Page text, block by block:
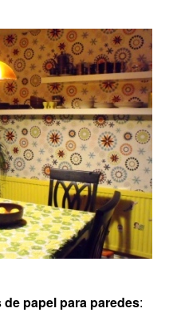
papel para paredes: